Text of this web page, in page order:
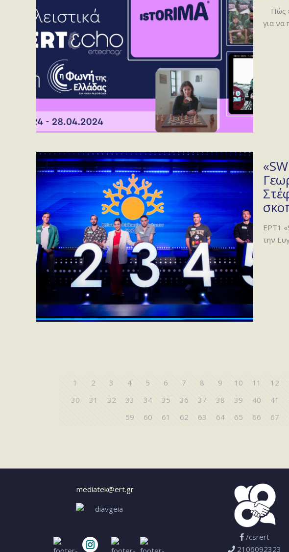
Πώς
για να
ΕΡΤ1
την
1 2 3 4 5 6 7 8 9 10 11 12
30
31 32 33 34 35 36 37 38 39 40 41
59
60 61 62 63 64 65 66 67
mediatek@ert.gr
/csrert
2106092323